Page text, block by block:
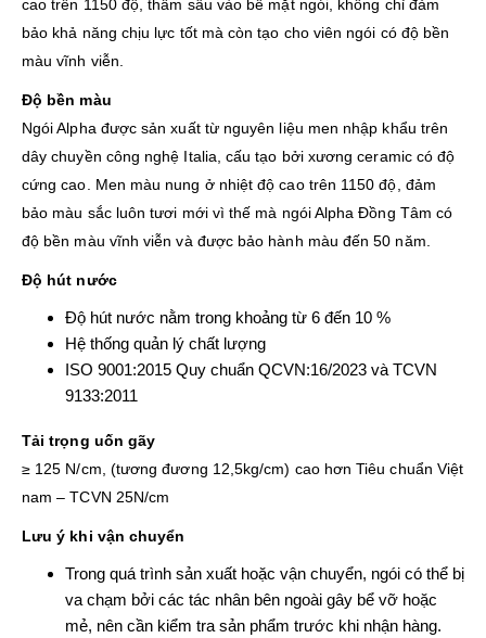
cao trên 1150 độ, thấm sâu vào bề mặt ngói, không chỉ đảm
bảo khả năng chịu lực tốt mà còn tạo cho viên ngói có độ bền
màu vĩnh viễn.
Độ bền màu
Ngói Alpha được sản xuất từ nguyên liệu men nhập khẩu trên
dây chuyền công nghệ Italia, cấu tạo bởi xương ceramic có độ
cứng cao. Men màu nung ở nhiệt độ cao trên 1150 độ, đảm
bảo màu sắc luôn tươi mới vì thế mà ngói Alpha Đồng Tâm có
độ bền màu vĩnh viễn và được bảo hành màu đến 50 năm.
Độ hút nước
Độ hút nước nằm trong khoảng từ 6 đến 10 %
Hệ thống quản lý chất lượng
ISO 9001:2015 Quy chuẩn QCVN:16/2023 và TCVN
9133:2011
Tải trọng uốn gãy
≥ 125 N/cm, (tương đương 12,5kg/cm) cao hơn Tiêu chuẩn Việt
nam – TCVN 25N/cm
Lưu ý khi vận chuyển
Trong quá trình sản xuất hoặc vận chuyển, ngói có thể bị
va chạm bởi các tác nhân bên ngoài gây bể vỡ hoặc
mẻ, nên cần kiểm tra sản phẩm trước khi nhận hàng.